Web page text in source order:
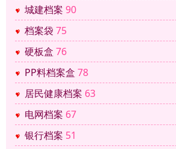
城建档案 90
档案袋 75
硬板盒 76
PP料档案盒 78
居民健康档案 63
电网档案 67
银行档案 51